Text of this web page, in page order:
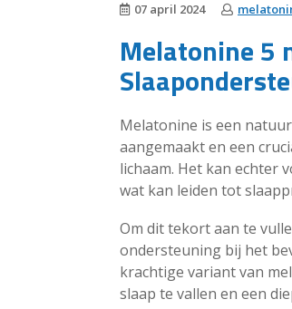
07 april 2024
Melatonine 5
Melatonine is een
aangemaakt en een
lichaam. Het kan echter
wat kan leiden tot
Om dit tekort aan te
ondersteuning bij het
krachtige variant van
slaap te vallen en een